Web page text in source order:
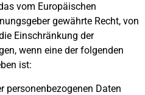
vom Europäischen
gewährte Recht, von
Einschränkung der
wenn eine der folgenden
ist:
personenbezogenen Daten